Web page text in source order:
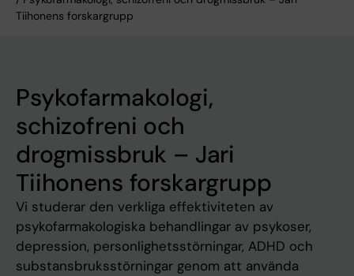
Tiihonens forskargrupp
Psykofarmakologi,
schizofreni och
drogmissbruk – Jari
Tiihonens forskargrupp
Vi studerar den verkliga effektiviteten av
psykofarmakologiska behandlingar av psykoser,
depression, personlighetsstörningar, ADHD och
substansbruksstörningar genom att använda